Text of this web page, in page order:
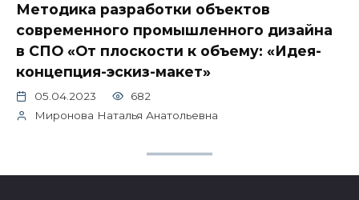
Методика разработки объектов
современного промышленного дизайна
в СПО «От плоскости к объему: «Идея-
концепция-эскиз-макет»
05.04.2023
682
Миронова Наталья Анатольевна